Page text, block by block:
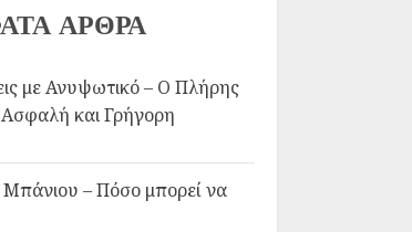
ΑΡΘΡΑ
με Ανυψωτικό – Ο Πλήρης
και Γρήγορη
Μπάνιου – Πόσο μπορεί να